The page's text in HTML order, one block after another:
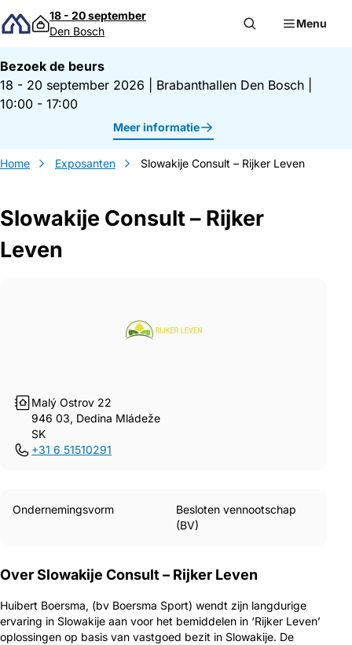
Direct naar inhoud
18 - 20 september
Den Bosch
Menu
Bezoek de beurs
18 - 20 september 2026
Brabanthallen Den Bosch
10:00 - 17:00
Meer informatie
Home Exposanten Slowakije Consult – Rijker Leven
Slowakije Consult – Rijker
Leven
Malý Ostrov 22
946 03, Dedina Mládeže
SK
+31 6 51510291
Ondernemingsvorm
Besloten vennootschap
(BV)
Over Slowakije Consult – Rijker Leven
Huibert Boersma, (bv Boersma Sport) wendt zijn langdurige
ervaring in Slowakije aan voor het bemiddelen in ‘Rijker Leven’
oplossingen op basis van vastgoed bezit in Slowakije. De